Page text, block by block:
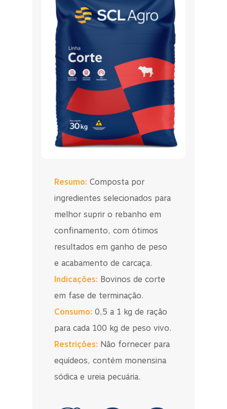
Resumo: Composta por
ingredientes selecionados para
melhor suprir o rebanho em
confinamento, com ótimos
resultados em ganho de peso
e acabamento de carcaça.
Indicações: Bovinos de corte
em fase de terminação​.
Consumo: 0,5 a 1 kg de ração
para cada 100 kg de peso vivo​.
Restrições: Não fornecer para
equídeos, contém monensina
sódica e ureia pecuária.